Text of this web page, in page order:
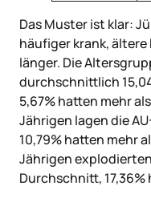
Das Muster ist klar:
häufiger krank,
länger. Die
durchschnittlich
5,67% hatten mehr
Jährigen lagen die
10,79% hatten mehr
Jährigen
Durchschnitt, 17,36%